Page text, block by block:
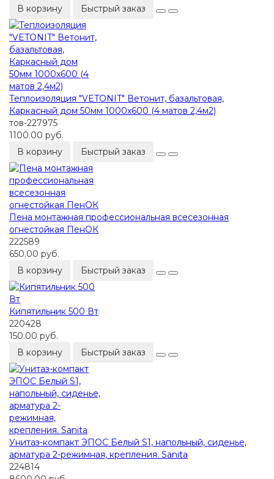
В корзину Быстрый заказ
Теплоизоляция "VETONIT" Ветонит, базальтовая,
Каркасный дом 50мм 1000х600 (4 матов 2,4м2)
тов-227975
1100.00 руб.
В корзину
Быстрый заказ
Пена монтажная профессиональная всесезонная
огнестойкая ПенОК
222589
650.00 руб.
В корзину
Быстрый заказ
Кипятильник 500 Вт
220428
150.00 руб.
В корзину
Быстрый заказ
Унитаз-компакт ЭПОС Белый S1, напольный, сиденье,
арматура 2-режимная, крепления. Sanita
224814